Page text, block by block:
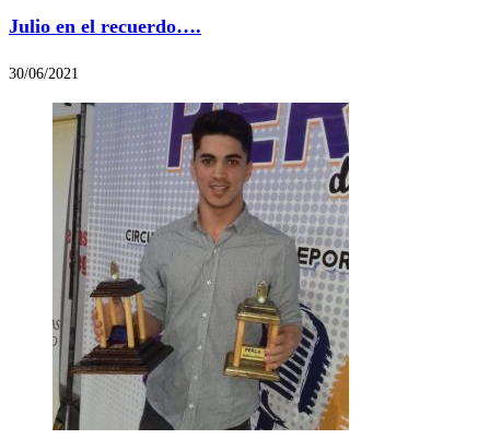
Julio en el recuerdo….
30/06/2021